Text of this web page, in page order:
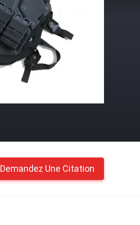
Demandez Une Citation